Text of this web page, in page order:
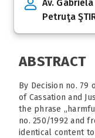
Av. Gabriela
Petruţa
ABSTRACT
By Decision no. 79
of Cassation and
the phrase
no. 250/1992 and
identical content